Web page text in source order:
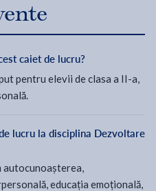
caiet de lucru?
pentru elevii de clasa a II-a,
lucru la disciplina Dezvoltare
autocunoașterea,
educația emoțională,